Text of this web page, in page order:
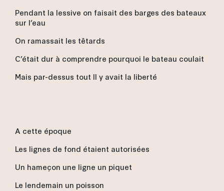
Pendant la lessive on faisait des barges des bateaux
sur l’eau
On ramassait les têtards
C’était dur à comprendre pourquoi le bateau coulait
Mais par-dessus tout Il y avait la liberté
A cette époque
Les lignes de fond étaient autorisées
Un hameçon une ligne un piquet
Le lendemain un poisson